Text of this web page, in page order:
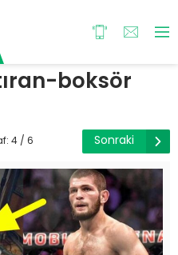
boksör
4 / 6 Sonraki